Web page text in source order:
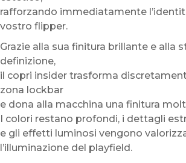
rafforzando immediatamente
vostro flipper.
Grazie alla sua finitura brillante e alla
definizione,
il copri insider trasforma
zona lockbar
e dona alla macchina una finitura
I colori restano profondi, i dettagli
e gli effetti luminosi vengono
l’illuminazione del playfield.